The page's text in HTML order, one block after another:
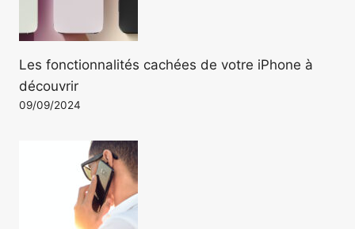
Les fonctionnalités cachées de votre iPhone à
découvrir
09/09/2024